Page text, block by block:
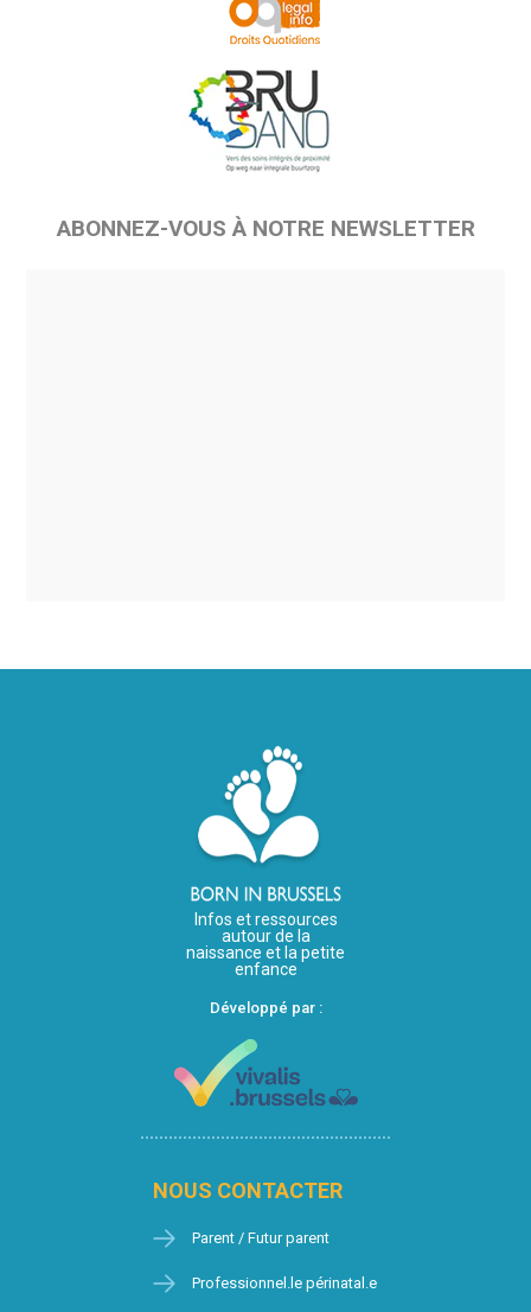
ABONNEZ-VOUS À NOTRE NEWSLETTER
Infos et ressources
autour de la
naissance et la petite
enfance
Développé par :
NOUS CONTACTER
Parent / Futur parent
Professionnel.le périnatal.e